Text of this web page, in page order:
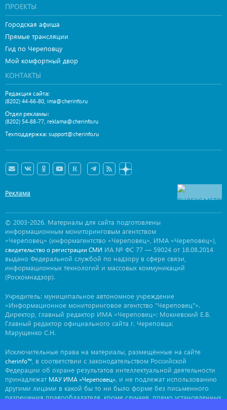
ПРОЕКТЫ
Городская афиша
Прямые трансляции
Гид по Череповцу
Мой комфортный двор
КОНТАКТЫ
Редакция сайта:
(8202) 44-66-80, ima@cherinfo.ru
Отдел рекламы:
(8202) 54-88-77, reklama@cherinfo.ru
Техподдержка: support@cherinfo.ru
Реклама
© 2003-2026. Материалы для сайта подготовлены
информационным мониторинговым агентством
«Череповец» (информагентство «Череповец», ИМА «Череповец»),
свидетельство о регистрации СМИ ИА № ФС 77 — 59024 от 18.08.2014
выдано Федеральной службой по надзору в сфере связи,
информационных технологий и массовых коммуникаций
(Роскомнадзор).
Учредитель: муниципальное автономное учреждение
«Информационное мониторинговое агентство "Череповец"».
Директор, главный редактор ИМА «Череповец»: Мокиевский Е.В.
Главный редактор официального сайта г. Череповца:
Марущенко С.Н.
Исключительные права на материалы, размещённые на сайте
cherinfo™ , в соответствии с законодательством Российской
Федерации об охране результатов интеллектуальной деятельности
принадлежат МАУ ИМА «Череповец» , и не подлежат использованию
другими лицами в какой бы то ни было форме без письменного
разрешения правообладателя, кроме случаев, прямо установленных